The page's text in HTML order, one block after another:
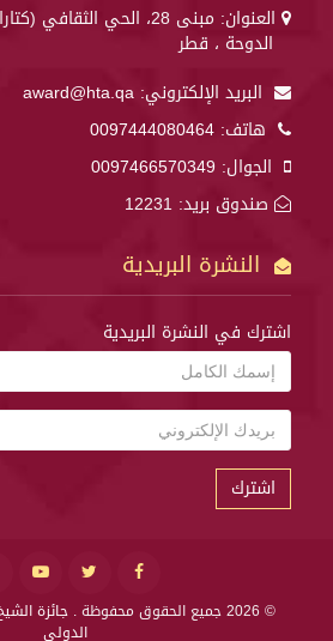
العنوان: مبنى 28، الحي الثقافي (كتارا)،
الدوحة ، قطر
البريد الإلكتروني: award@hta.qa
هاتف: 0097444080464
الجوال: 0097466570349
صندوق بريد: 12231
النشرة البريدية
اشترك في النشرة البريدية
اشترك
© 2026 جميع الحقوق محفوظة .
جائزة
الدولي